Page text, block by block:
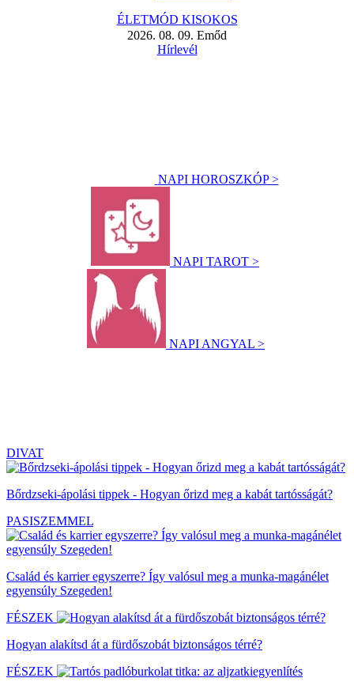
ÉLETMÓD KISOKOS
2026. 08. 09. Emőd
Hírlevél
NAPI HOROSZKÓP >
NAPI TAROT >
NAPI ANGYAL >
DIVAT
Bőrdzseki-ápolási tippek - Hogyan őrizd meg a kabát tartósságát?
PASISZEMMEL
Család és karrier egyszerre? Így valósul meg a munka-magánélet
egyensúly Szegeden!
FÉSZEK
Hogyan alakítsd át a fürdőszobát biztonságos térré?
FÉSZEK